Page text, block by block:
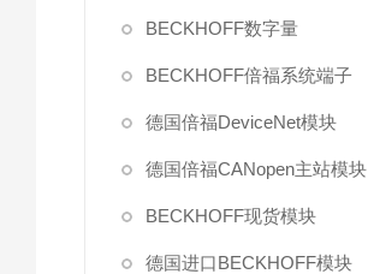
BECKHOFF数字量
BECKHOFF倍福系统端子
德国倍福DeviceNet模块
德国倍福CANopen主站模块
BECKHOFF现货模块
德国进口BECKHOFF模块